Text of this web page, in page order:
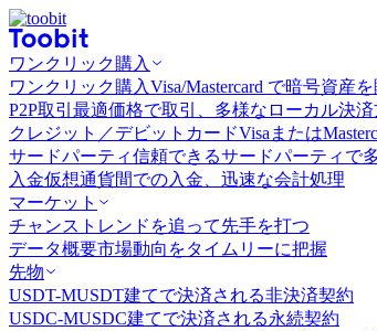
ワンクリック購入
ワンクリック購入Visa/Mastercard で暗号資産
P2P取引 最適価格で取引、多様なローカル決
クレジット／デビットカードVisaまたは
サードパーティ信頼できるサードパーティで
入金仮想通貨間での入金、迅速な会計処理
マーケット
チャンス トレンドを追って先手を打つ
データ概要市場動向をタイムリーに把握
先物
USDT-MUSDT建てで決済される非決済契約
USDC-MUSDC建てで決済される永続契約